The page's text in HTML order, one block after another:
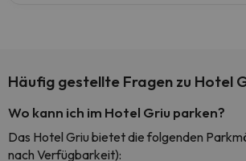
Häufig gestellte Fragen zu Hotel
Wo kann ich im Hotel Griu parken?
Das Hotel Griu bietet die folgenden
nach Verfügbarkeit):